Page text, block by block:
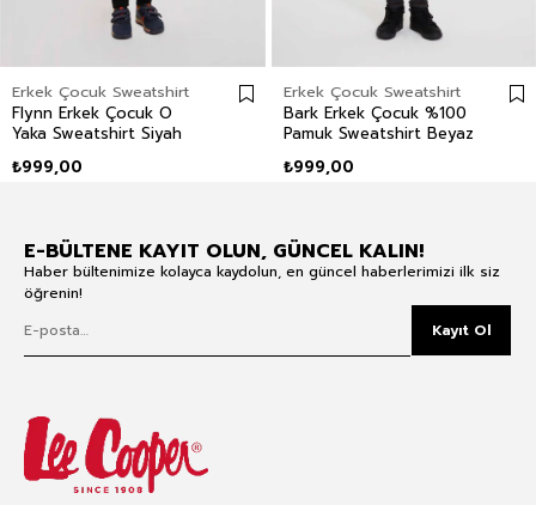
Erkek Çocuk Sweatshirt
Flynn Erkek Çocuk O
Yaka Sweatshirt Siyah
₺999,00
Erkek Çocuk Sweatshirt
Bark Erkek Çocuk %100
Pamuk Sweatshirt Beyaz
₺999,00
E-BÜLTENE KAYIT OLUN, GÜNCEL KALIN!
Haber bültenimize kolayca kaydolun, en güncel haberlerimizi ilk siz
öğrenin!
Kayıt Ol